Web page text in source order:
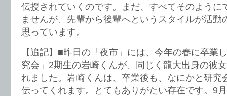
伝授されていくのです。まだ、すべてそのように
ませんが、先輩から後輩へというスタイルが活動
思っています。
【追記】■昨日の「夜市」には、今年の春に卒業
究会」2期生の岩崎くんが、同じく龍大出身の彼
れました。岩崎くんは、卒業後も、なにかと研究
伝ってくれます。とてもありがたい存在です。9